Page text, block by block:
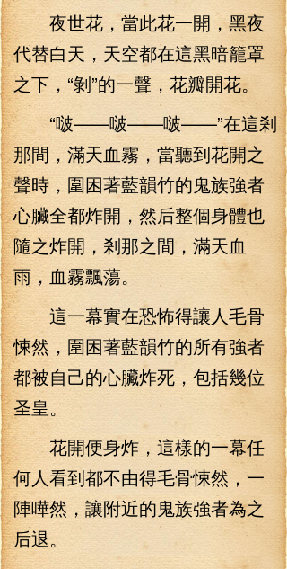
夜世花，當此花一開，黑夜
代替白天，天空都在這黑暗籠罩
之下，“剝”的一聲，花瓣開花。
“啵——啵——啵——”在這剎
那間，滿天血霧，當聽到花開之
聲時，圍困著藍韻竹的鬼族強者
心臟全都炸開，然后整個身體也
隨之炸開，剎那之間，滿天血
雨，血霧飄蕩。
這一幕實在恐怖得讓人毛骨
悚然，圍困著藍韻竹的所有強者
都被自己的心臟炸死，包括幾位
圣皇。
花開便身炸，這樣的一幕任
何人看到都不由得毛骨悚然，一
陣嘩然，讓附近的鬼族強者為之
后退。